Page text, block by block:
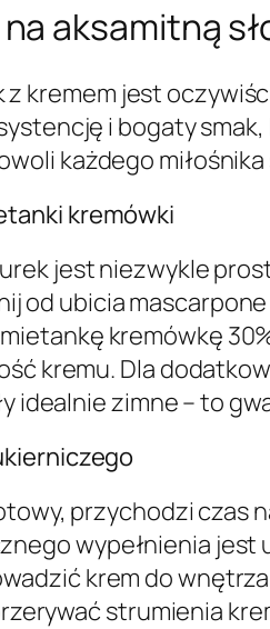
aksamitną
kremem jest
i bogaty
każdego miłośnika
kremówki
jest niezwykle
od ubicia
kremówkę
kremu. Dla
idealnie zimne – to
przychodzi czas
wypełnienia jest
krem do
strumienia